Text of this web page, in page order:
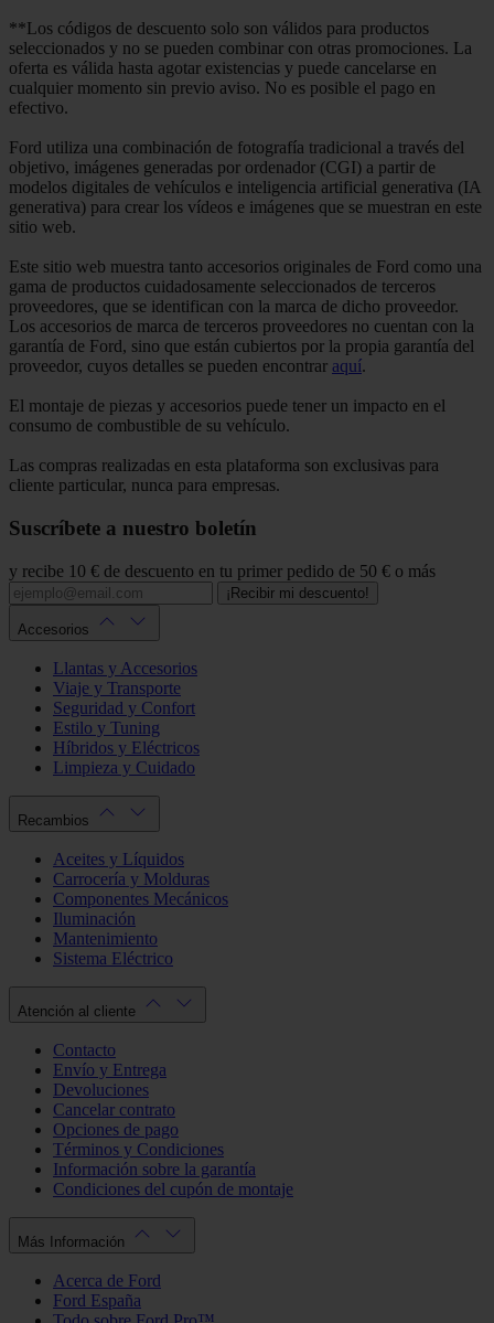
**Los códigos de descuento solo son válidos para productos
seleccionados y no se pueden combinar con otras promociones. La
oferta es válida hasta agotar existencias y puede cancelarse en
cualquier momento sin previo aviso. No es posible el pago en
efectivo.
Ford utiliza una combinación de fotografía tradicional a través del
objetivo, imágenes generadas por ordenador (CGI) a partir de
modelos digitales de vehículos e inteligencia artificial generativa (IA
generativa) para crear los vídeos e imágenes que se muestran en este
sitio web.
Este sitio web muestra tanto accesorios originales de Ford como una
gama de productos cuidadosamente seleccionados de terceros
proveedores, que se identifican con la marca de dicho proveedor.
Los accesorios de marca de terceros proveedores no cuentan con la
garantía de Ford, sino que están cubiertos por la propia garantía del
proveedor, cuyos detalles se pueden encontrar aquí.
El montaje de piezas y accesorios puede tener un impacto en el
consumo de combustible de su vehículo.
Las compras realizadas en esta plataforma son exclusivas para
cliente particular, nunca para empresas.
Suscríbete a nuestro boletín
y recibe 10 € de descuento en tu primer pedido de 50 € o más
¡Recibir mi descuento!
Accesorios
Llantas y Accesorios
Viaje y Transporte
Seguridad y Confort
Estilo y Tuning
Híbridos y Eléctricos
Limpieza y Cuidado
Recambios
Aceites y Líquidos
Carrocería y Molduras
Componentes Mecánicos
Iluminación
Mantenimiento
Sistema Eléctrico
Atención al cliente
Contacto
Envío y Entrega
Devoluciones
Cancelar contrato
Opciones de pago
Términos y Condiciones
Información sobre la garantía
Condiciones del cupón de montaje
Más Información
Acerca de Ford
Ford España